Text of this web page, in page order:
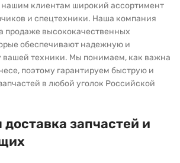
клиентам широкий ассортимент
и спецтехники. Наша компания
продаже высококачественных
обеспечивают надежную и
вашей техники. Мы понимаем, как важна
поэтому гарантируем быструю и
в любой уголок Российской
запчастей и